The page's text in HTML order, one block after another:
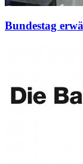
Bundestag